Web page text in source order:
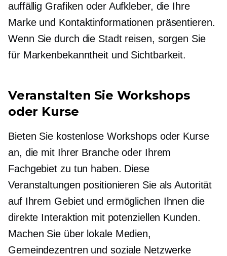
auffällig Grafiken oder Aufkleber, die Ihre
Marke und Kontaktinformationen präsentieren.
Wenn Sie durch die Stadt reisen, sorgen Sie
für Markenbekanntheit und Sichtbarkeit.
Veranstalten Sie Workshops
oder Kurse
Bieten Sie kostenlose Workshops oder Kurse
an, die mit Ihrer Branche oder Ihrem
Fachgebiet zu tun haben. Diese
Veranstaltungen positionieren Sie als Autorität
auf Ihrem Gebiet und ermöglichen Ihnen die
direkte Interaktion mit potenziellen Kunden.
Machen Sie über lokale Medien,
Gemeindezentren und soziale Netzwerke